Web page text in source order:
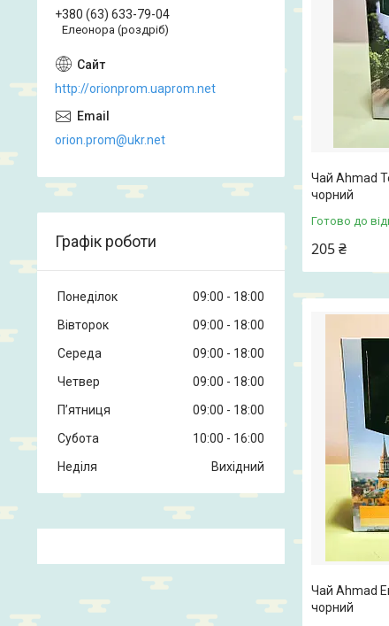
Чай Ahmad
чорний
Готово до
205 ₴
Чай Ahmad
чорний
+380 (63) 633-79-04
Елеонора (роздріб)
http://orionprom.uaprom.net
orion.prom@ukr.net
Графік роботи
Понеділок 09:00
18:00
Вівторок
09:00
18:00
Середа
09:00
18:00
Четвер
09:00
18:00
Пʼятниця
09:00
18:00
Субота
10:00
16:00
Неділя
Вихідний